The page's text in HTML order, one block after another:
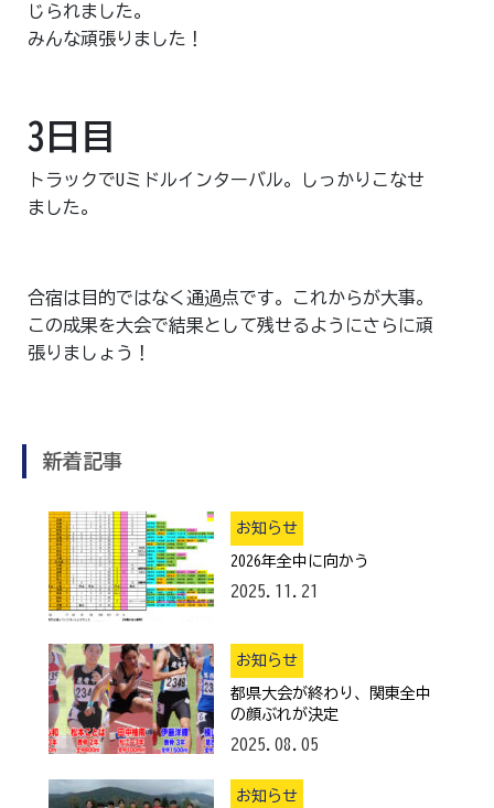
じられました。
みんな頑張りました！
3日目
トラックでUミドルインターバル。しっかりこなせ
ました。
合宿は目的ではなく通過点です。これからが大事。
この成果を大会で結果として残せるようにさらに頑
張りましょう！
新着記事
お知らせ
2026年全中に向かう
2025.11.21
お知らせ
都県大会が終わり、関東全中
の顔ぶれが決定
2025.08.05
お知らせ